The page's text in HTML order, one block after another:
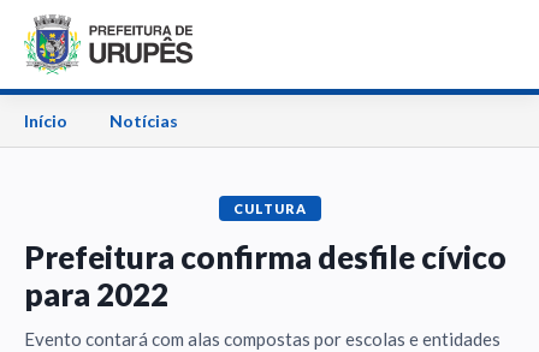
Início Notícias
CULTURA
Prefeitura confirma desfile cívico
para 2022
Evento contará com alas compostas por escolas e entidades